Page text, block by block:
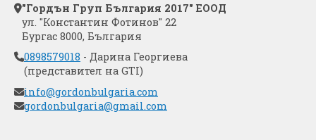
"Гордън Груп България 2017" ЕООД
ул. "Константин Фотинов" 22
Бургас 8000, България
0898579018 - Дарина Георгиева
(представител на GTI)
info@gordonbulgaria.com
gordonbulgaria@gmail.com